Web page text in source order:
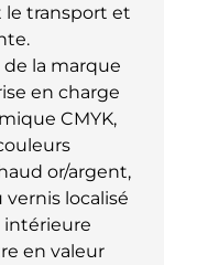
le transport et
la marque
en charge
CMYK,
or/argent,
localisé
intérieure
en valeur